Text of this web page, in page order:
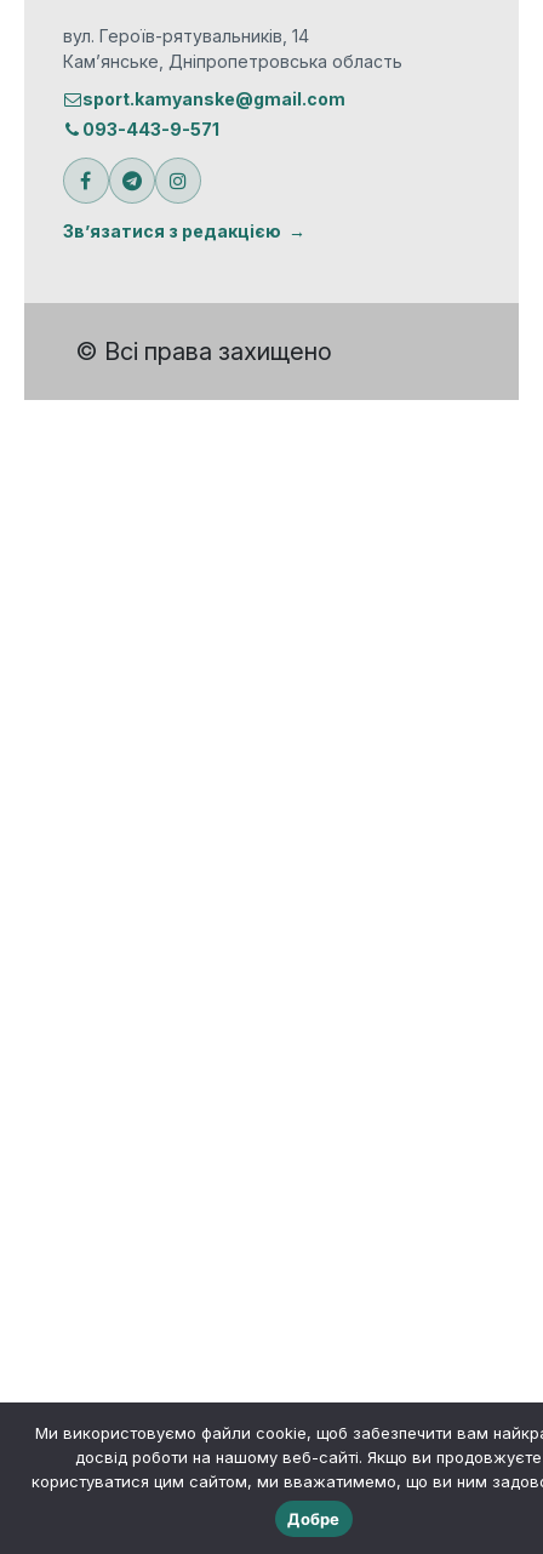
вул. Героїв-рятувальників, 14
Кам’янське, Дніпропетровська область
sport.kamyanske@gmail.com
093-443-9-571
Зв’язатися з редакцією
© Всі права захищено
Ми використовуємо файли cookie, щоб забезпечити вам
досвід роботи на нашому веб-сайті. Якщо ви продовжуєте
користуватися цим сайтом, ми вважатимемо, що ви ним
Добре